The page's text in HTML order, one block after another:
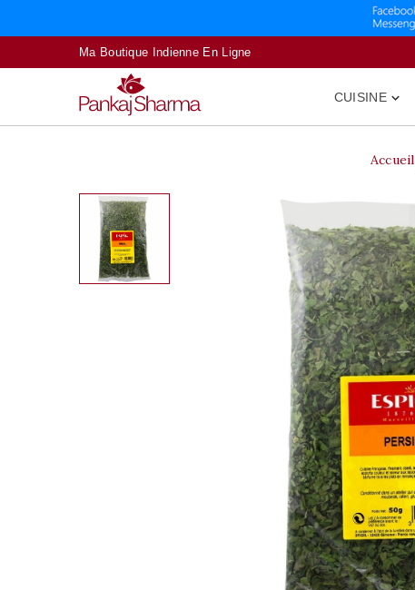
Ma Boutique Indienne En Ligne

CUISINE
Accueil